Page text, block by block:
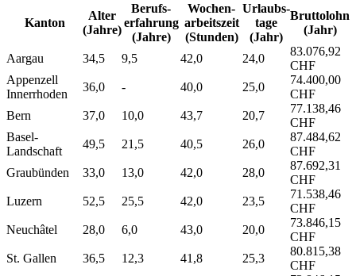
Kanton
Alter
(Jahre)
Berufs­
erfahrung
(Jahre)
Wochen­
arbeitszeit
(Stunden)
Urlaubs­
tage
(Jahr)
Bruttolohn
(Jahr)
Aargau 34,5 9,5 42,0 24,0
83.076,92
CHF
Appenzell
Innerrhoden
36,0 - 40,0 25,0
74.400,00
CHF
Bern
37,0 10,0 43,7 20,7
77.138,46
CHF
Basel-
Landschaft
49,5 21,5 40,5 26,0
87.484,62
CHF
Graubünden
33,0 13,0 42,0 28,0
87.692,31
CHF
Luzern
52,5 25,5 42,0 23,5
71.538,46
CHF
Neuchâtel
28,0 6,0 43,0 20,0
73.846,15
CHF
St. Gallen
36,5 12,3 41,8 25,3
80.815,38
CHF